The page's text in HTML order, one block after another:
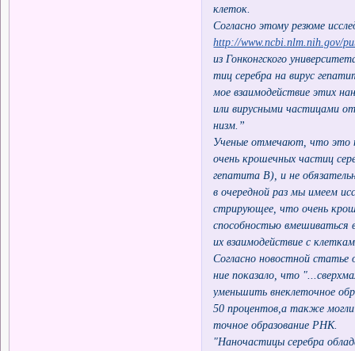
клеток.
Согласно этому резюме
http://www.ncbi.nlm.nih.gov/
из Гонконгского
тиц серебра на вирус
мое взаимодействие этих
или вирусными частицами
низм.”
Ученые отмечают, что это
очень крошечных частиц
гепатита В), и не
в очередной раз мы имеем
стрирующее, что очень
способностью вмешиваться
их взаимодействие с
Согласно новостной статье
ние показало, что
уменьшить внеклеточное
50 процентов,а также
точное образование РНК.
"Наночастицы серебра